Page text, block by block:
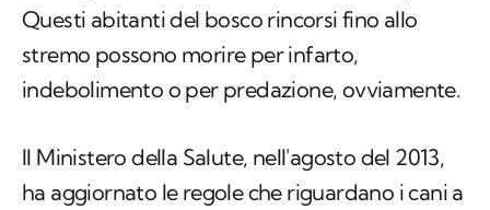
Questi abitanti del bosco rincorsi fino allo
stremo possono morire per infarto,
indebolimento o per predazione, ovviamente.
Il Ministero della Salute, nell'agosto del 2013,
ha aggiornato le regole che riguardano i cani a